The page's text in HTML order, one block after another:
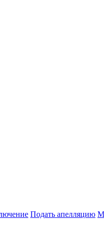
Подать апелляцию